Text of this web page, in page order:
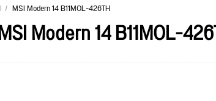
MSI Modern 14 B11MOL-426TH
Modern 14 B11MOL-